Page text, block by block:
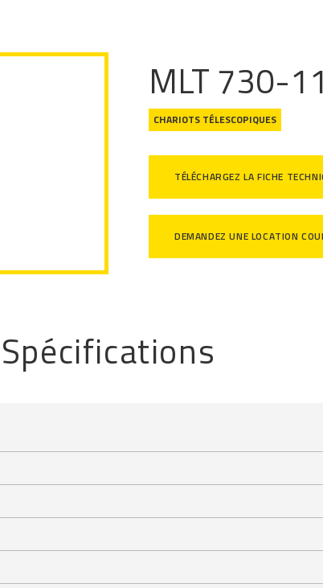
MLT 730-
CHARIOTS TÉLESCOPIQUES
TÉLÉCHARGEZ LA FICHE
DEMANDEZ UNE LOCATION
Spécifications